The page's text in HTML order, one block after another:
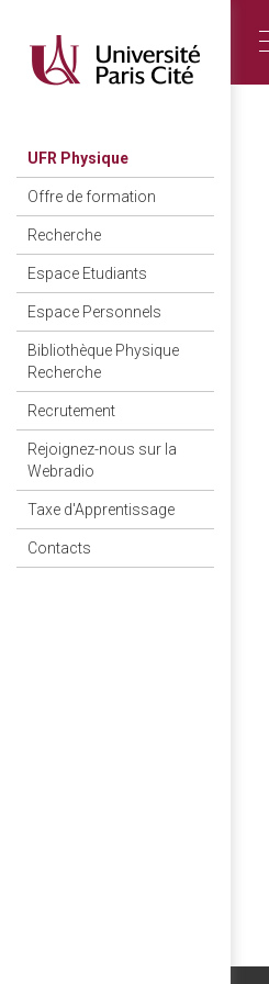
contenu
principal
UFR Physique
Offre de formation
Recherche
Espace Etudiants
Espace Personnels
Bibliothèque Physique
Recherche
Recrutement
Rejoignez-nous sur la
Webradio
Taxe d'Apprentissage
Contacts